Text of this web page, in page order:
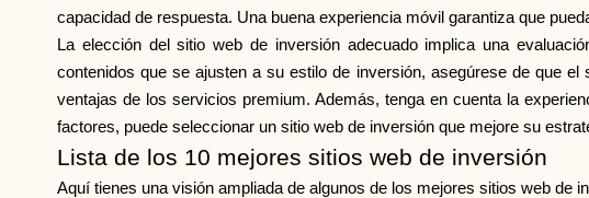
capacidad de respuesta. Una buena experiencia móvil garantiza que
La elección del sitio web de inversión adecuado implica una
contenidos que se ajusten a su estilo de inversión, asegúrese de que
ventajas de los servicios premium. Además, tenga en cuenta la
factores, puede seleccionar un sitio web de inversión que mejore su
Lista de los 10 mejores sitios web de inversión
Aquí tienes una visión ampliada de algunos de los mejores sitios web de